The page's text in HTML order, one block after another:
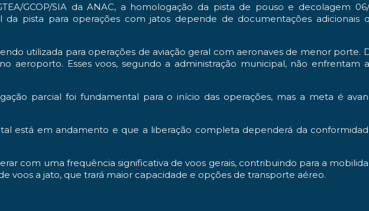
GCOP/SIA da ANAC, a homologação da pista de pouso e decolagem
pista para operações com jatos depende de documentações adicionais
utilizada para operações de aviação geral com aeronaves de menor porte.
aeroporto. Esses voos, segundo a administração municipal, não enfrentam
parcial foi fundamental para o início das operações, mas a meta é
está em andamento e que a liberação completa dependerá da
com uma frequência significativa de voos gerais, contribuindo para a
voos a jato, que trará maior capacidade e opções de transporte aéreo.